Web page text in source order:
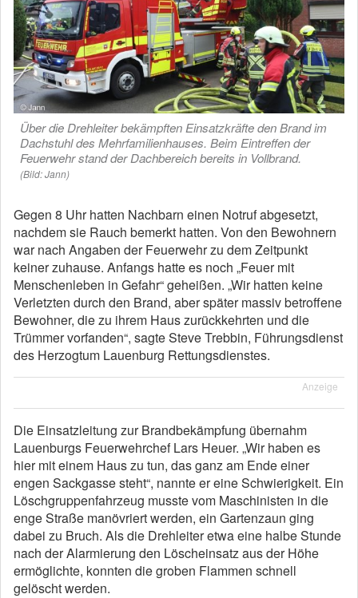
Über die Drehleiter bekämpften Einsatzkräfte den Brand im
Dachstuhl des Mehrfamilienhauses. Beim Eintreffen der
Feuerwehr stand der Dachbereich bereits in Vollbrand.
(Bild: Jann)
Gegen 8 Uhr hatten Nachbarn einen Notruf abgesetzt,
nachdem sie Rauch bemerkt hatten. Von den Bewohnern
war nach Angaben der Feuerwehr zu dem Zeitpunkt
keiner zuhause. Anfangs hatte es noch „Feuer mit
Menschenleben in Gefahr“ geheißen. „Wir hatten keine
Verletzten durch den Brand, aber später massiv betroffene
Bewohner, die zu ihrem Haus zurückkehrten und die
Trümmer vorfanden“, sagte Steve Trebbin, Führungsdienst
des Herzogtum Lauenburg Rettungsdienstes.
Anzeige
Die Einsatzleitung zur Brandbekämpfung übernahm
Lauenburgs Feuerwehrchef Lars Heuer. „Wir haben es
hier mit einem Haus zu tun, das ganz am Ende einer
engen Sackgasse steht“, nannte er eine Schwierigkeit. Ein
Löschgruppenfahrzeug musste vom Maschinisten in die
enge Straße manövriert werden, ein Gartenzaun ging
dabei zu Bruch. Als die Drehleiter etwa eine halbe Stunde
nach der Alarmierung den Löscheinsatz aus der Höhe
ermöglichte, konnten die groben Flammen schnell
gelöscht werden.